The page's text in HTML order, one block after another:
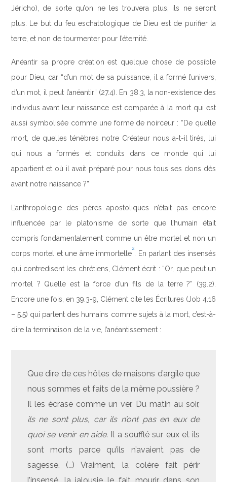
Jéricho), de sorte qu’on ne les trouvera plus, ils ne seront
plus. Le but du feu eschatologique de Dieu est de purifier la
terre, et non de tourmenter pour l’éternité.
Anéantir sa propre création est quelque chose de possible
pour Dieu, car “d’un mot de sa puissance, il a formé l’univers,
d’un mot, il peut l’anéantir” (27.4). En 38.3, la non-existence des
individus avant leur naissance est comparée à la mort qui est
aussi symbolisée comme une forme de noirceur : “De quelle
mort, de quelles ténèbres notre Créateur nous a-t-il tirés, lui
qui nous a formés et conduits dans ce monde qui lui
appartient et où il avait préparé pour nous tous ses dons dès
avant notre naissance ?”
L’anthropologie des pères apostoliques n’était pas encore
influencée par le platonisme de sorte que l’humain était
compris fondamentalement comme un être mortel et non un
corps mortel et une âme immortelle
2
. En parlant des insensés
qui contredisent les chrétiens, Clément écrit : “Or, que peut un
mortel ? Quelle est la force d’un fils de la terre ?” (39.2).
Encore une fois, en 39.3-9, Clément cite les Écritures (Job 4.16
– 5.5) qui parlent des humains comme sujets à la mort, c’est-à-
dire la terminaison de la vie, l’anéantissement :
Que dire de ces hôtes de maisons d’argile que
nous sommes et faits de la même poussière ?
Il les écrase comme un ver. Du matin au soir,
ils ne sont plus, car ils n’ont pas en eux de
quoi se venir en aide. Il a soufflé sur eux et ils
sont morts parce qu’ils n’avaient pas de
sagesse. (…) Vraiment, la colère fait périr